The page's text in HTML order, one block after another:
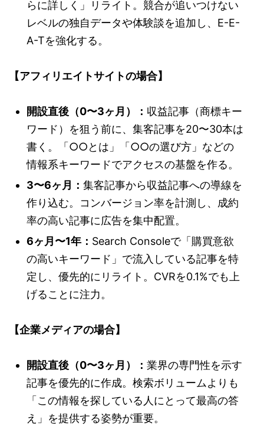
らに詳しく」リライト。競合が追いつけない
レベルの独自データや体験談を追加し、E-E-
A-Tを強化する。
【アフィリエイトサイトの場合】
開設直後（0〜3ヶ月）： 収益記事（商標キー
ワード）を狙う前に、集客記事を20〜30本は
書く。「○○とは」「○○の選び方」などの
情報系キーワードでアクセスの基盤を作る。
3〜6ヶ月： 集客記事から収益記事への導線を
作り込む。コンバージョン率を計測し、成約
率の高い記事に広告を集中配置。
6ヶ月〜1年： Search Consoleで「購買意欲
の高いキーワード」で流入している記事を特
定し、優先的にリライト。CVRを0.1%でも上
げることに注力。
【企業メディアの場合】
開設直後（0〜3ヶ月）： 業界の専門性を示す
記事を優先的に作成。検索ボリュームよりも
「この情報を探している人にとって最高の答
え」を提供する姿勢が重要。